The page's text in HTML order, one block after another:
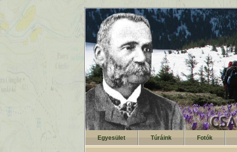
Egyesület Túráink Fotók